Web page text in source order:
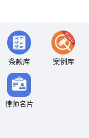
条款库 案例库
律师名片